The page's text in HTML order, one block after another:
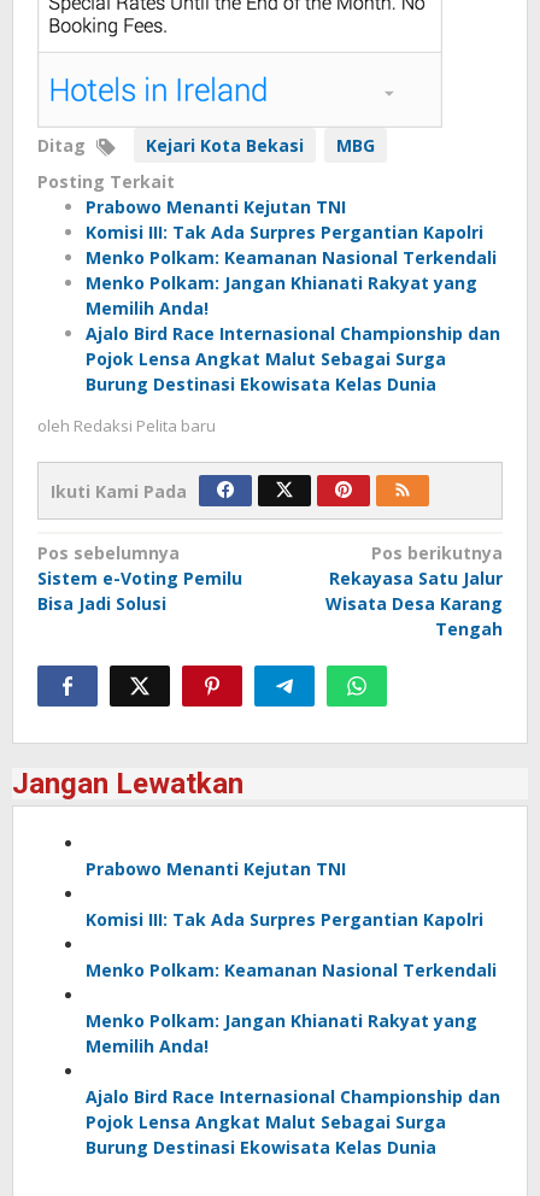
Ditag Kejari Kota Bekasi
MBG
Posting Terkait
Prabowo Menanti Kejutan TNI
Komisi III: Tak Ada Surpres Pergantian Kapolri
Menko Polkam: Keamanan Nasional Terkendali
Menko Polkam: Jangan Khianati Rakyat yang
Memilih Anda!
Ajalo Bird Race Internasional Championship dan
Pojok Lensa Angkat Malut Sebagai Surga
Burung Destinasi Ekowisata Kelas Dunia
oleh Redaksi Pelita baru
Ikuti Kami Pada
Navigasi
pos
Pos sebelumnya
Sistem e-Voting Pemilu
Bisa Jadi Solusi
Pos berikutnya
Rekayasa Satu Jalur
Wisata Desa Karang
Tengah
Jangan Lewatkan
Prabowo Menanti Kejutan TNI
Komisi III: Tak Ada Surpres Pergantian Kapolri
Menko Polkam: Keamanan Nasional Terkendali
Menko Polkam: Jangan Khianati Rakyat yang
Memilih Anda!
Ajalo Bird Race Internasional Championship dan
Pojok Lensa Angkat Malut Sebagai Surga
Burung Destinasi Ekowisata Kelas Dunia